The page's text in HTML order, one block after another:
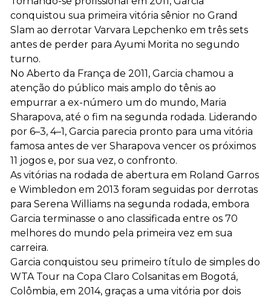
conquistou sua primeira vitória sênior no Grand
Slam ao derrotar Varvara Lepchenko em três sets
antes de perder para Ayumi Morita no segundo
turno.
No Aberto da França de 2011, Garcia chamou a
atenção do público mais amplo do tênis ao
empurrar a ex-número um do mundo, Maria
Sharapova, até o fim na segunda rodada. Liderando
por 6–3, 4–1, Garcia parecia pronto para uma vitória
famosa antes de ver Sharapova vencer os próximos
11 jogos e, por sua vez, o confronto.
As vitórias na rodada de abertura em Roland Garros
e Wimbledon em 2013 foram seguidas por derrotas
para Serena Williams na segunda rodada, embora
Garcia terminasse o ano classificada entre os 70
melhores do mundo pela primeira vez em sua
carreira.
Garcia conquistou seu primeiro título de simples do
WTA Tour na Copa Claro Colsanitas em Bogotá,
Colômbia, em 2014, graças a uma vitória por dois